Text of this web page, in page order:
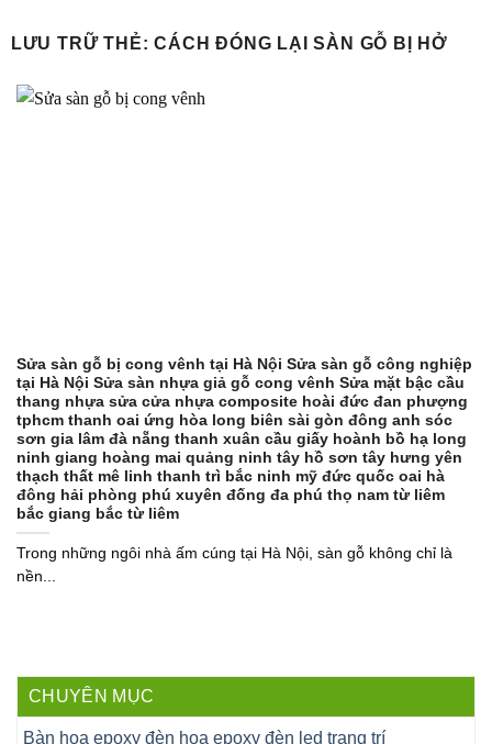
qua
dung
LƯU TRỮ THẺ:CÁCH ĐÓNG LẠI SÀN GỖ BỊ HỞ
Sửa sàn gỗ bị cong vênh tại Hà Nội Sửa sàn gỗ công nghiệp
tại Hà Nội Sửa sàn nhựa giả gỗ cong vênh Sửa mặt bậc cầu
thang nhựa sửa cửa nhựa composite hoài đức đan phượng
tphcm thanh oai ứng hòa long biên sài gòn đông anh sóc
sơn gia lâm đà nẵng thanh xuân cầu giấy hoành bồ hạ long
ninh giang hoàng mai quảng ninh tây hồ sơn tây hưng yên
thạch thất mê linh thanh trì bắc ninh mỹ đức quốc oai hà
đông hải phòng phú xuyên đống đa phú thọ nam từ liêm
bắc giang bắc từ liêm
Trong những ngôi nhà ấm cúng tại Hà Nội, sàn gỗ không chỉ là
nền...
CHUYÊN MỤC
Bàn hoa epoxy đèn hoa epoxy đèn led trang trí